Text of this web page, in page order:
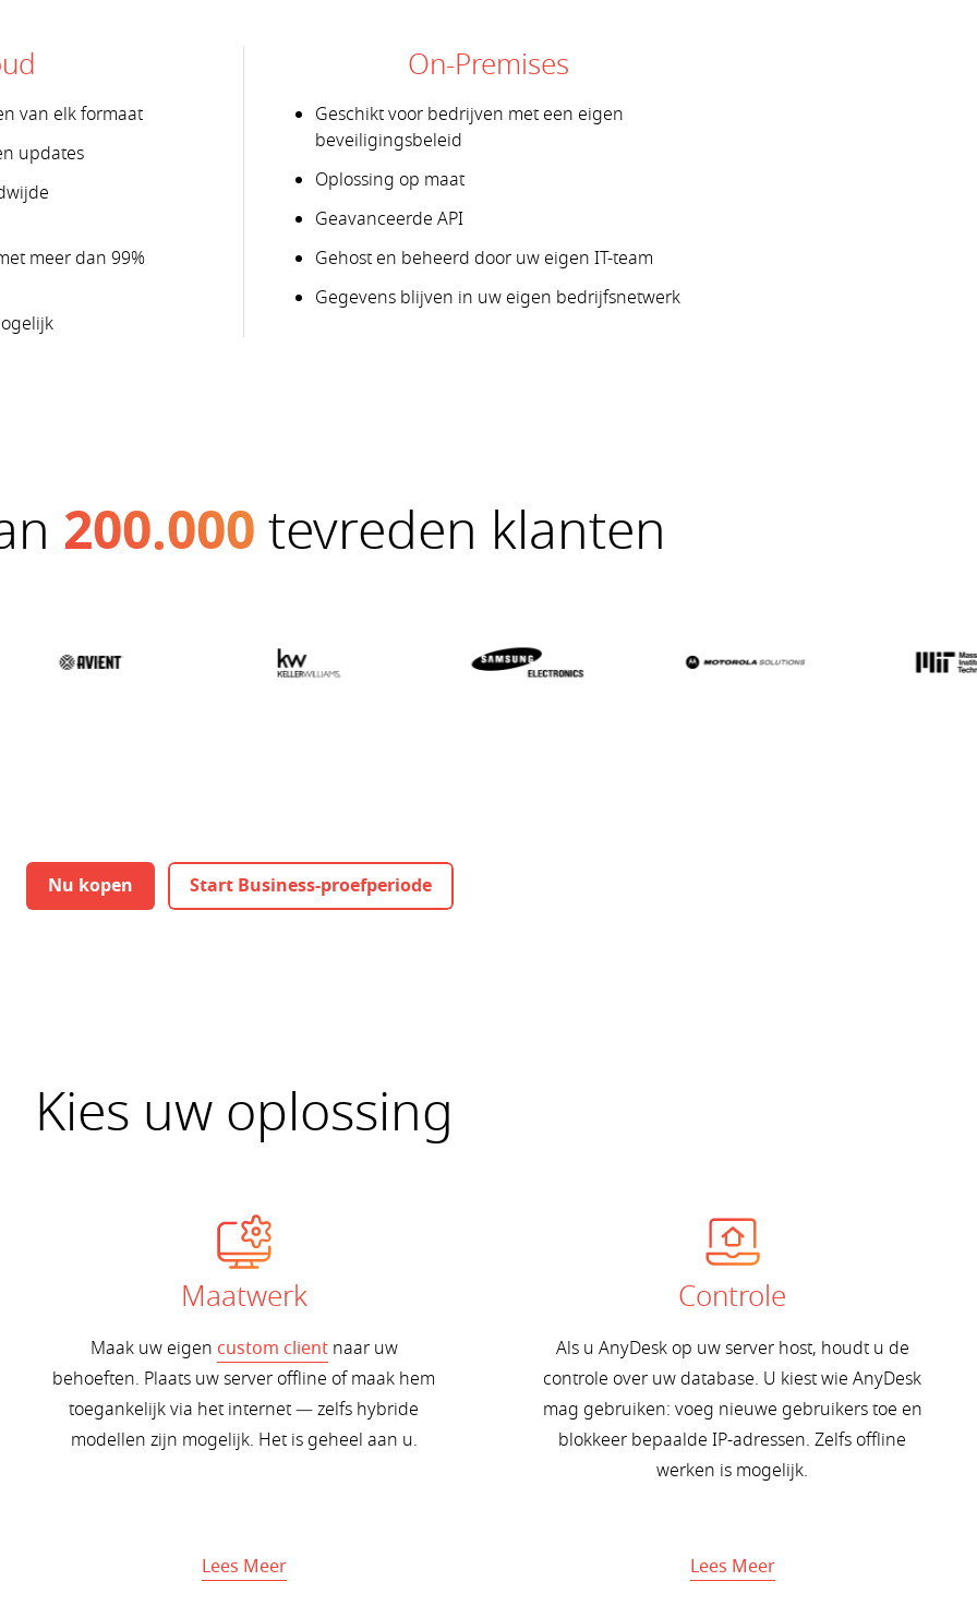
van elk formaat
updates
meer dan 99%
On-Premises
Geschikt voor bedrijven met een eigen
beveiligingsbeleid
Oplossing op maat
Geavanceerde API
Gehost en beheerd door uw eigen IT-team
Gegevens blijven in uw eigen bedrijfsnetwerk
200.000tevreden klanten
Nu kopen Start Business-proefperiode
Kies uw oplossing
Maatwerk
Maak uw eigen custom clientnaar uw
behoeften. Plaats uw server offline of maak hem
toegankelijk via het internet — zelfs hybride
modellen zijn mogelijk. Het is geheel aan u.
Lees Meer
Controle
Als u AnyDesk op uw server host, houdt u de
controle over uw database. U kiest wie AnyDesk
mag gebruiken: voeg nieuwe gebruikers toe en
blokkeer bepaalde IP-adressen. Zelfs offline
werken is mogelijk.
Lees Meer